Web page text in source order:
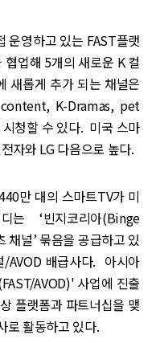
영하고 있는 FAST플랫
업해 5개의 새로운 K 컬
새롭게 추가 되는 채널은
K-Dramas, pet
청할 수 있다. 미국 스마
자와 LG 다음으로 높다.
만 대의 스마트TV가 미
‘빈지코리아(Binge
채널’ 묶음을 공급하고 있
AVOD 배급사다. 아시아
AVOD)' 사업에 진출
플랫폼과 파트너십을 맺
로 활동하고 있다.